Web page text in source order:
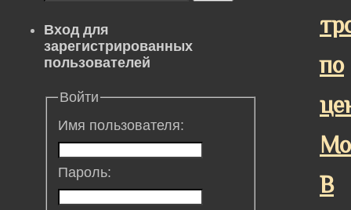
по
В
Вход для
зарегистрированных
пользователей
Войти
Имя пользователя:
Пароль: